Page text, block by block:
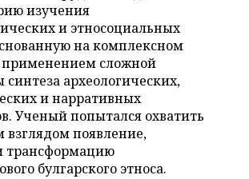
СПОРТА
изучения
и этносоциальных
на комплексном
применением сложной
археологических,
и нарративных
Ученый попытался охватить
взглядом появление,
трансформацию
булгарского этноса.